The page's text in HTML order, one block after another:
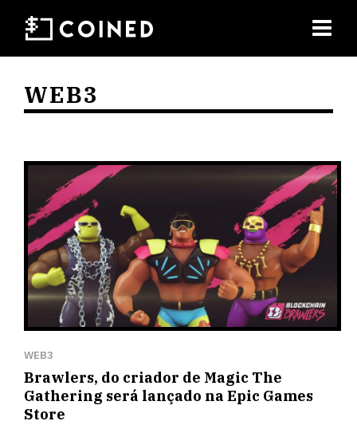
WEB3
WEB3
Brawlers, do criador de Magic The
Gathering será lançado na Epic Games
Store